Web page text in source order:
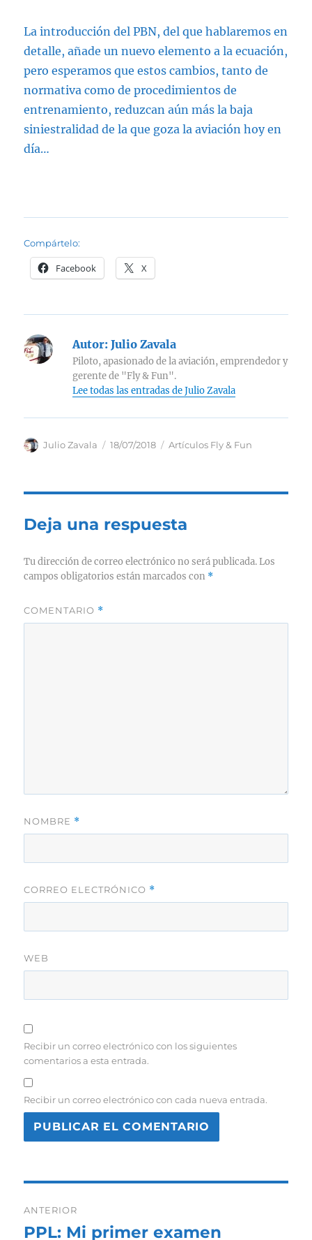
La introducción del PBN, del que hablaremos en
detalle, añade un nuevo elemento a la ecuación,
pero esperamos que estos cambios, tanto de
normativa como de procedimientos de
entrenamiento, reduzcan aún más la baja
siniestralidad de la que goza la aviación hoy en
día…
Compártelo:
Facebook X
Autor: Julio Zavala
Piloto, apasionado de la aviación, emprendedor y
gerente de "Fly & Fun".
Lee todas las entradas de Julio Zavala
Autor
Julio Zavala
Publicado
18/07/2018 Categorías
Artículos Fly & Fun
Deja una respuesta
Tu dirección de correo electrónico no será publicada. Los
campos obligatorios están marcados con *
COMENTARIO *
NOMBRE *
CORREO ELECTRÓNICO *
WEB
Recibir un correo electrónico con los siguientes
comentarios a esta entrada.
Recibir un correo electrónico con cada nueva entrada.
de
ANTERIOR
Entrada
PPL: Mi primer examen